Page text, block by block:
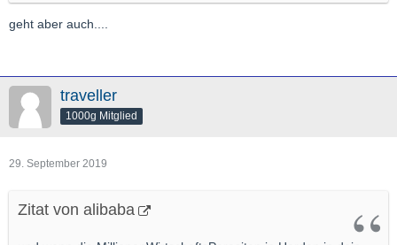
geht aber auch....
traveller
1000g Mitglied
29. September 2019
Zitat von alibaba